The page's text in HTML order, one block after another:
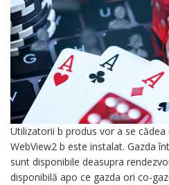
Utilizatorii b produs vor a se
WebView2 b este instalat. Gazda
sunt disponibile deasupra
disponibilă apo ce gazda ori co-